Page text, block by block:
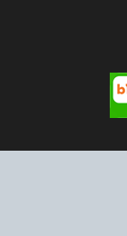
③ 기타 회사는
④ 회사는 제 2
여 배상하지 않
제3장 권리 및
공할 수 있도록